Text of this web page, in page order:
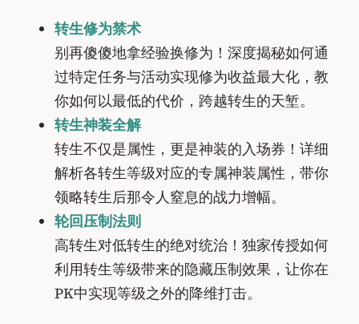
转生修为禁术
别再傻傻地拿经验换修为！深度揭秘如何通
过特定任务与活动实现修为收益最大化，教
你如何以最低的代价，跨越转生的天堑。
转生神装全解
转生不仅是属性，更是神装的入场券！详细
解析各转生等级对应的专属神装属性，带你
领略转生后那令人窒息的战力增幅。
轮回压制法则
高转生对低转生的绝对统治！独家传授如何
利用转生等级带来的隐藏压制效果，让你在
PK中实现等级之外的降维打击。